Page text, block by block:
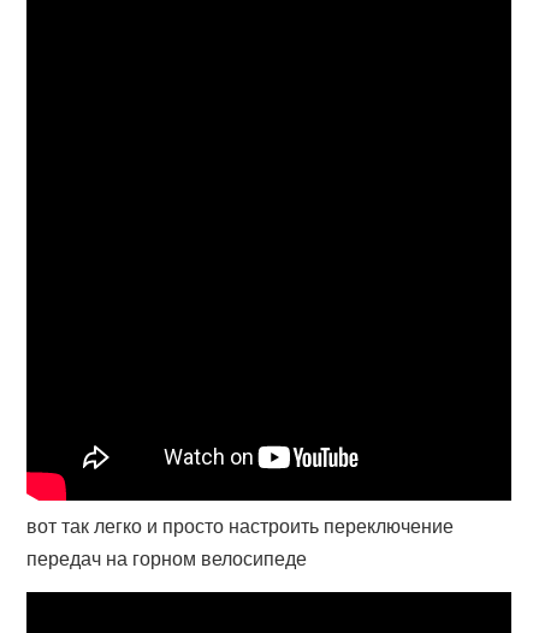
вот так легко и просто настроить переключение
передач на горном велосипеде